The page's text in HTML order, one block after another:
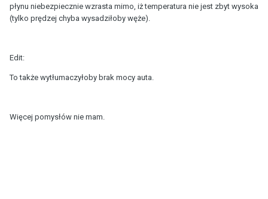
płynu niebezpiecznie wzrasta mimo, iż temperatura nie jest zbyt wysoka
(tylko prędzej chyba wysadziłoby węże).
Edit:
To także wytłumaczyłoby brak mocy auta.
Więcej pomysłów nie mam.